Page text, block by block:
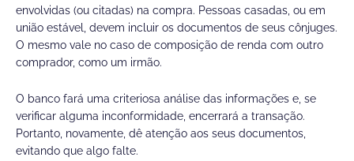
envolvidas (ou citadas) na compra. Pessoas casadas, ou em
união estável, devem incluir os documentos de seus cônjuges.
O mesmo vale no caso de composição de renda com outro
comprador, como um irmão.
O banco fará uma criteriosa análise das informações e, se
verificar alguma inconformidade, encerrará a transação.
Portanto, novamente, dê atenção aos seus documentos,
evitando que algo falte.